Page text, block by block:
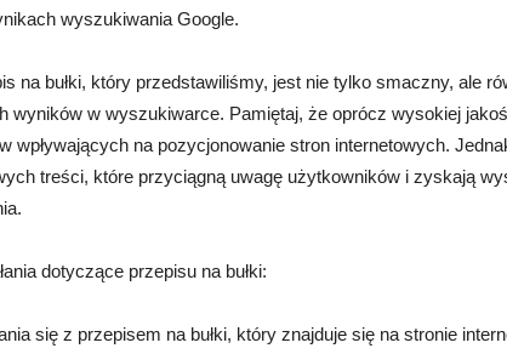
wyszukiwania Google.
na bułki, który przedstawiliśmy, jest nie tylko smaczny, ale
wyników w wyszukiwarce. Pamiętaj, że oprócz wysokiej
wpływających na pozycjonowanie stron internetowych.
treści, które przyciągną uwagę użytkowników i zyskają
dotyczące przepisu na bułki:
się z przepisem na bułki, który znajduje się na stronie